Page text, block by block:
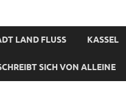
LAND FLUSS KASSEL
SICH VON ALLEINE